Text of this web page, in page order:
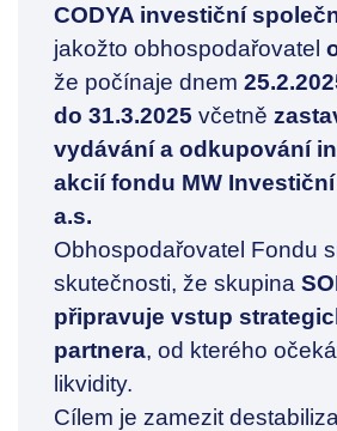
CODYA investiční
jakožto obhospodařovatel
že počínaje dnem
do 31.3.2025 včetně
vydávání a odkupování
akcií fondu MW Investiční
a.s.
Obhospodařovatel Fondu
skutečnosti, že skupina
připravuje vstup
partnera, od kterého
likvidity.
Cílem je zamezit